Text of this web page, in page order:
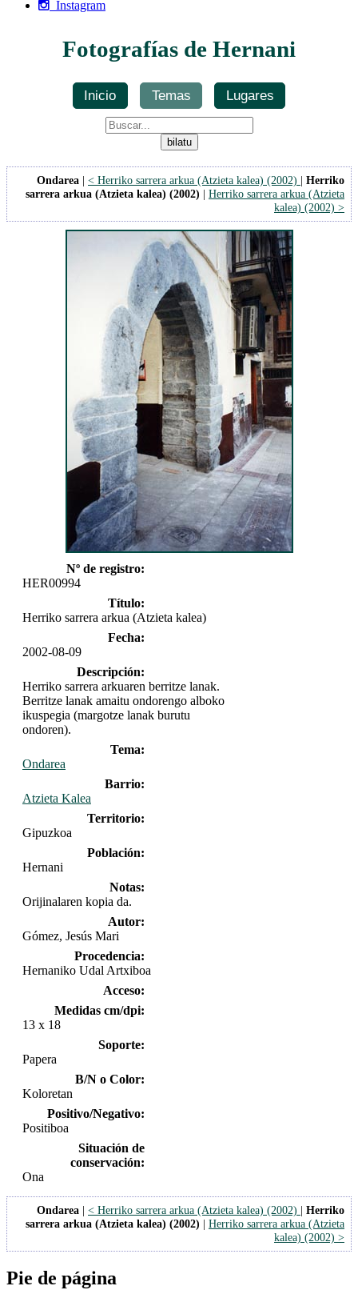
Instagram
Fotografías de Hernani
Inicio Temas Lugares
Ondarea | < Herriko sarrera arkua (Atzieta kalea) (2002) | Herriko
sarrera arkua (Atzieta kalea) (2002) | Herriko sarrera arkua (Atzieta
kalea) (2002) >
Nº de registro:
HER00994
Título:
Herriko sarrera arkua (Atzieta kalea)
Fecha:
2002-08-09
Descripción:
Herriko sarrera arkuaren berritze lanak.
Berritze lanak amaitu ondorengo alboko
ikuspegia (margotze lanak burutu
ondoren).
Tema:
Ondarea
Barrio:
Atzieta Kalea
Territorio:
Gipuzkoa
Población:
Hernani
Notas:
Orijinalaren kopia da.
Autor:
Gómez, Jesús Mari
Procedencia:
Hernaniko Udal Artxiboa
Acceso:
Medidas cm/dpi:
13 x 18
Soporte:
Papera
B/N o Color:
Koloretan
Positivo/Negativo:
Positiboa
Situación de
conservación:
Ona
Ondarea | < Herriko sarrera arkua (Atzieta kalea) (2002) | Herriko
sarrera arkua (Atzieta kalea) (2002) | Herriko sarrera arkua (Atzieta
kalea) (2002) >
Pie de página